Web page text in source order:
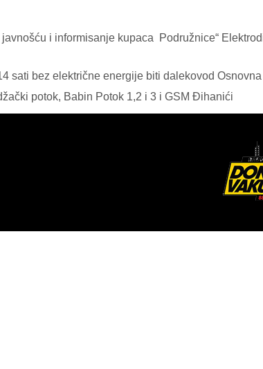
i informisanje kupaca Podružnice“
sati bez električne energije biti dalekovod
potok, Babin Potok 1,2 i 3 i GSM Đihanići